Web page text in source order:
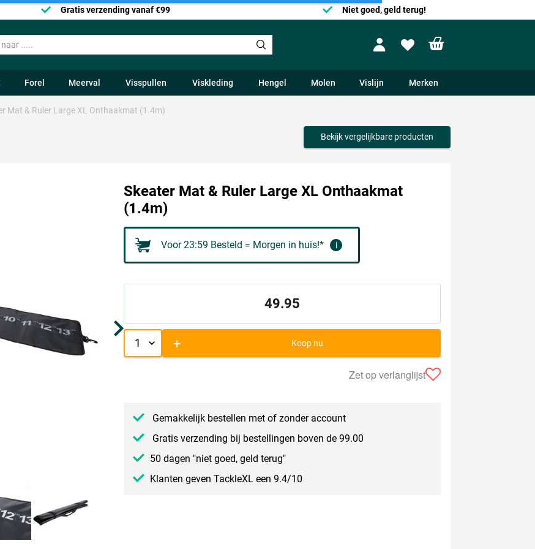
Gratis verzending vanaf €99 Niet goed, geld terug!
ProfileWishlist
Forel Meerval Visspullen Viskleding Hengel Molen Vislijn Merken
Mat & Ruler Large XL Onthaakmat (1.4m)
Bekijk vergelijkbare producten
Skeater Mat & Ruler Large XL Onthaakmat
(1.4m)
Voor 23:59 Besteld = Morgen in huis!* i
49.95
+ Koop nu
Zet op verlanglijst
Gemakkelijk bestellen met of zonder account
Gratis verzending bij bestellingen boven de 99.00
50 dagen "niet goed, geld terug"
Klanten geven TackleXL een 9.4/10